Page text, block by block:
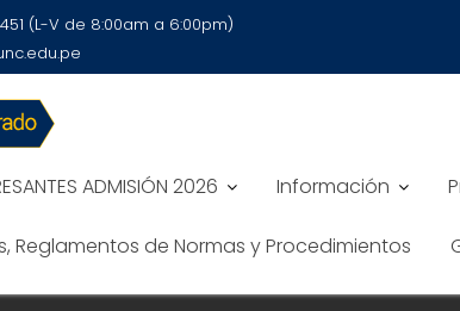
(L-V de 8:00am a 6:00pm)
ADMISIÓN 2026 Información
Reglamentos de Normas y Procedimientos